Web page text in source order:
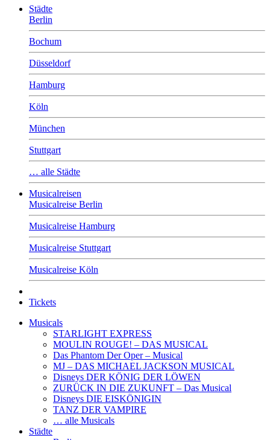
Städte
Berlin
Bochum
Düsseldorf
Hamburg
Köln
München
Stuttgart
… alle Städte
Musicalreisen
Musicalreise Berlin
Musicalreise Hamburg
Musicalreise Stuttgart
Musicalreise Köln
Tickets
Musicals
STARLIGHT EXPRESS
MOULIN ROUGE! – DAS MUSICAL
Das Phantom Der Oper – Musical
MJ – DAS MICHAEL JACKSON MUSICAL
Disneys DER KÖNIG DER LÖWEN
ZURÜCK IN DIE ZUKUNFT – Das Musical
Disneys DIE EISKÖNIGIN
TANZ DER VAMPIRE
… alle Musicals
Städte